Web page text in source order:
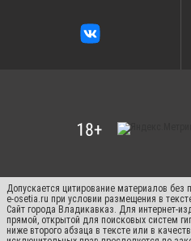
Допускается цитирование материалов без
e-osetia.ru при условии размещения в
Сайт города Владикавказ. Для интернет-
прямой, открытой для поисковых систем
ниже второго абзаца в тексте или в